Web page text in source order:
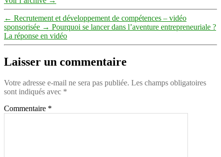
← Recrutement et développement de compétences – vidéo
sponsorisée → Pourquoi se lancer dans l’aventure entrepreneuriale ?
La réponse en vidéo
Laisser un commentaire
Votre adresse e-mail ne sera pas publiée. Les champs obligatoires
sont indiqués avec *
Commentaire *